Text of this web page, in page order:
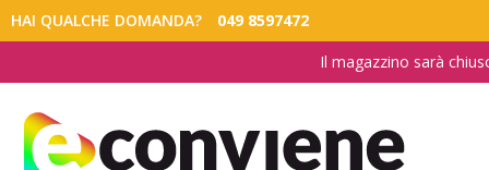
HAI QUALCHE DOMANDA? 049 8597472
Il magazzino sarà